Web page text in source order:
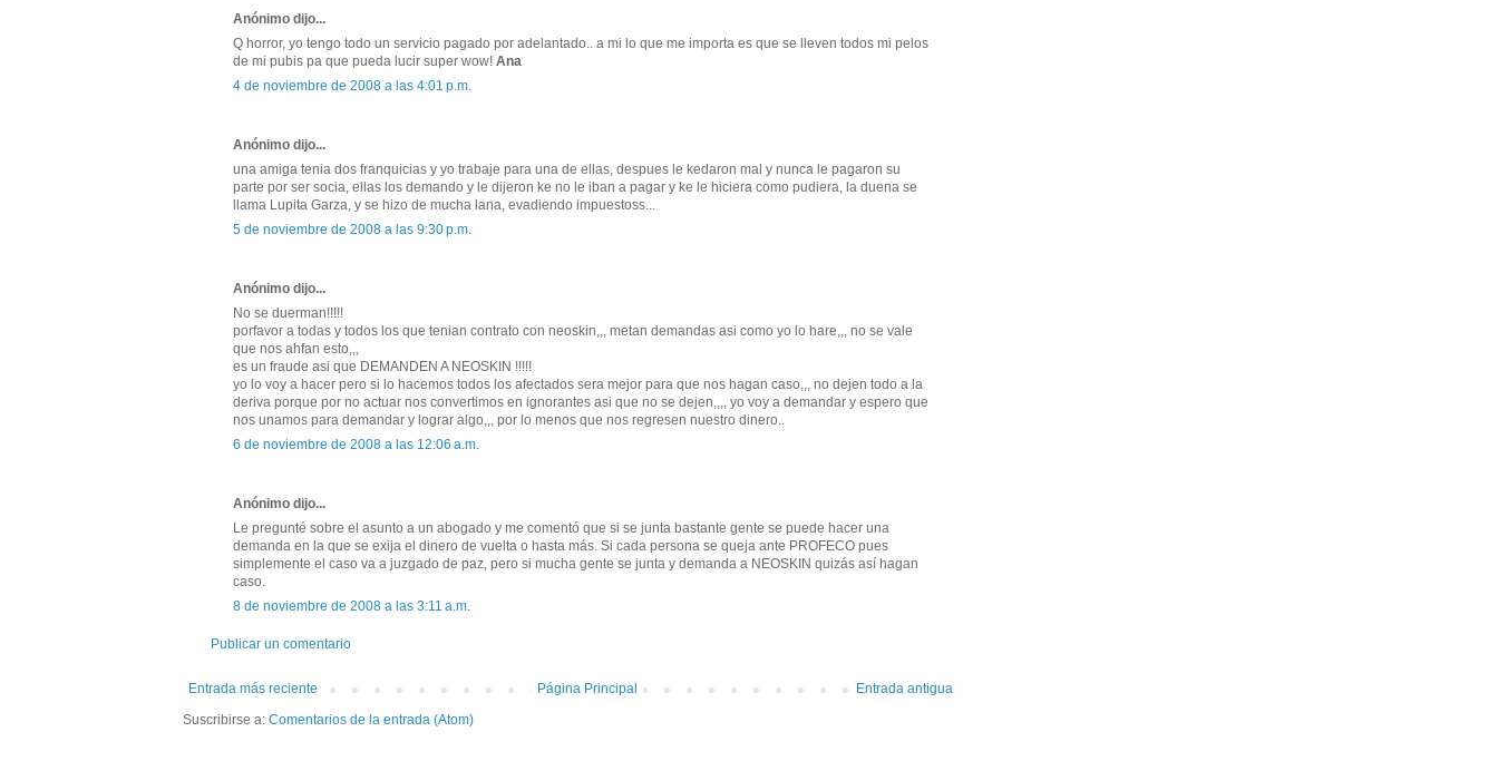
Anónimo dijo...
Q horror, yo tengo todo un servicio pagado por adelantado.. a mi lo que me importa es que se lleven todos mi pelos
de mi pubis pa que pueda lucir super wow! Ana
4 de noviembre de 2008 a las 4:01 p.m.
Anónimo dijo...
una amiga tenia dos franquicias y yo trabaje para una de ellas, despues le kedaron mal y nunca le pagaron su
parte por ser socia, ellas los demando y le dijeron ke no le iban a pagar y ke le hiciera como pudiera, la duena se
llama Lupita Garza, y se hizo de mucha lana, evadiendo impuestoss...
5 de noviembre de 2008 a las 9:30 p.m.
Anónimo dijo...
No se duerman!!!!!
porfavor a todas y todos los que tenian contrato con neoskin,,, metan demandas asi como yo lo hare,,, no se vale
que nos ahfan esto,,,
es un fraude asi que DEMANDEN A NEOSKIN !!!!!
yo lo voy a hacer pero si lo hacemos todos los afectados sera mejor para que nos hagan caso,,, no dejen todo a la
deriva porque por no actuar nos convertimos en ignorantes asi que no se dejen,,,, yo voy a demandar y espero que
nos unamos para demandar y lograr algo,,, por lo menos que nos regresen nuestro dinero..
6 de noviembre de 2008 a las 12:06 a.m.
Anónimo dijo...
Le pregunté sobre el asunto a un abogado y me comentó que si se junta bastante gente se puede hacer una
demanda en la que se exija el dinero de vuelta o hasta más. Si cada persona se queja ante PROFECO pues
simplemente el caso va a juzgado de paz, pero si mucha gente se junta y demanda a NEOSKIN quizás así hagan
caso.
8 de noviembre de 2008 a las 3:11 a.m.
Publicar un comentario
Entrada más reciente Entrada antigua
Página Principal
Suscribirse a: Comentarios de la entrada (Atom)